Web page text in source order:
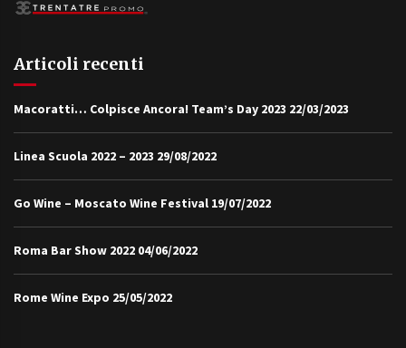
Articoli recenti
Macoratti… Colpisce Ancora! Team’s Day 2023 22/03/2023
Linea Scuola 2022 – 2023 29/08/2022
Go Wine – Moscato Wine Festival 19/07/2022
Roma Bar Show 2022 04/06/2022
Rome Wine Expo 25/05/2022